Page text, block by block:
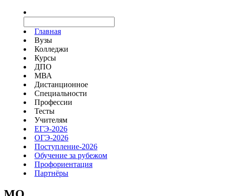
Главная
Вузы
Колледжи
Курсы
ДПО
МВА
Дистанционное
Специальности
Профессии
Тесты
Учителям
ЕГЭ-2026
ОГЭ-2026
Поступление-2026
Обучение за рубежом
Профориентация
Партнёры